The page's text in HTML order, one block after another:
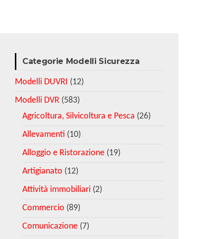
Categorie Modelli Sicurezza
Modelli DUVRI (12)
Modelli DVR (583)
Agricoltura, Silvicoltura e Pesca (26)
Allevamenti (10)
Alloggio e Ristorazione (19)
Artigianato (12)
Attività immobiliari (2)
Commercio (89)
Comunicazione (7)